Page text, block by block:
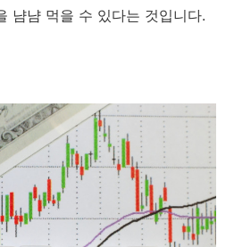
냠냠 먹을 수 있다는 것입니다.